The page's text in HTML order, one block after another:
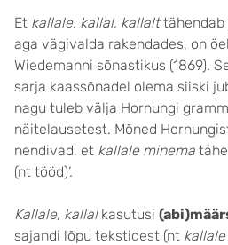
Et kallale, kallal, kallalttähendab
aga vägivalda rakendades, on
Wiedemanni sõnastikus (1869).
sarja kaassõnadel olema siiski
nagu tuleb välja Hornungi
näitelausetest. Mõned
nendivad, et kallale minema
(nt tööd)’.
Kallale, kallalkasutusi
sajandi lõpu tekstidest (nt